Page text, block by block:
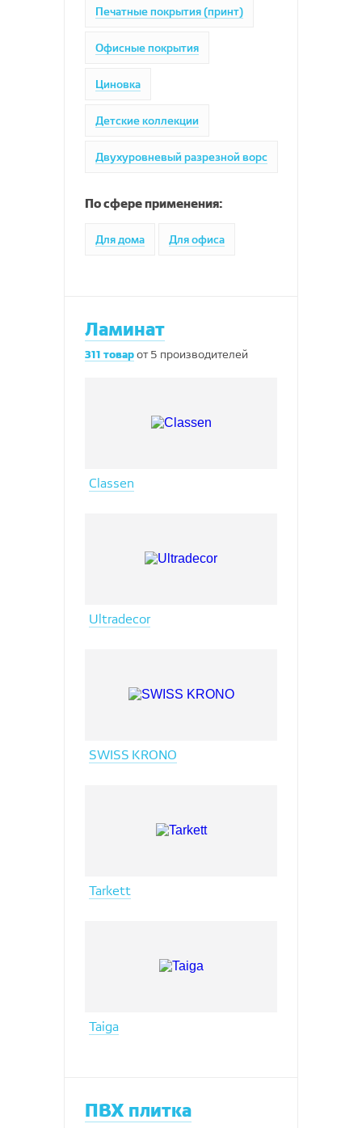
Печатные покрытия (принт)
Офисные покрытия
Циновка
Детские коллекции
Двухуровневый разрезной ворс
По сфере применения:
Для дома Для офиса
Ламинат
311 товарот5 производителей
Classen
Ultradecor
SWISS KRONO
Tarkett
Taiga
ПВХ плитка